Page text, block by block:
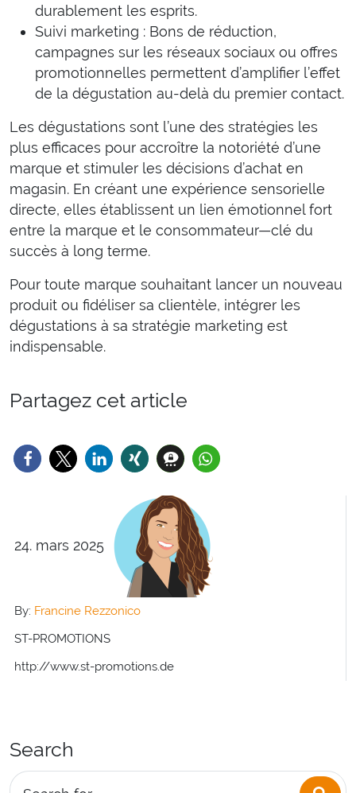
durablement les esprits.
Suivi marketing : Bons de réduction,
campagnes sur les réseaux sociaux ou offres
promotionnelles permettent d’amplifier l’effet
de la dégustation au-delà du premier contact.
Les dégustations sont l’une des stratégies les
plus efficaces pour accroître la notoriété d’une
marque et stimuler les décisions d’achat en
magasin. En créant une expérience sensorielle
directe, elles établissent un lien émotionnel fort
entre la marque et le consommateur—clé du
succès à long terme.
Pour toute marque souhaitant lancer un nouveau
produit ou fidéliser sa clientèle, intégrer les
dégustations à sa stratégie marketing est
indispensable.
Partagez cet article
24. mars 2025
By: Francine Rezzonico
ST-PROMOTIONS
http://www.st-promotions.de
Search